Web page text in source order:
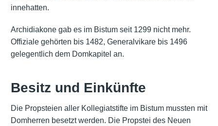
innehatten.
Archidiakone gab es im Bistum seit 1299 nicht mehr.
Offiziale gehörten bis 1482, Generalvikare bis 1496
gelegentlich dem Domkapitel an.
Besitz und Einkünfte
Die Propsteien aller Kollegiatstifte im Bistum mussten mit
Domherren besetzt werden. Die Propstei des Neuen